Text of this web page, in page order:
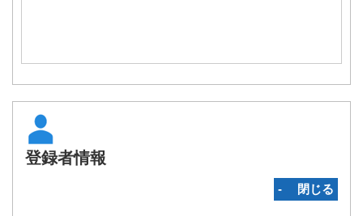
登録者情報
‐ 閉じる